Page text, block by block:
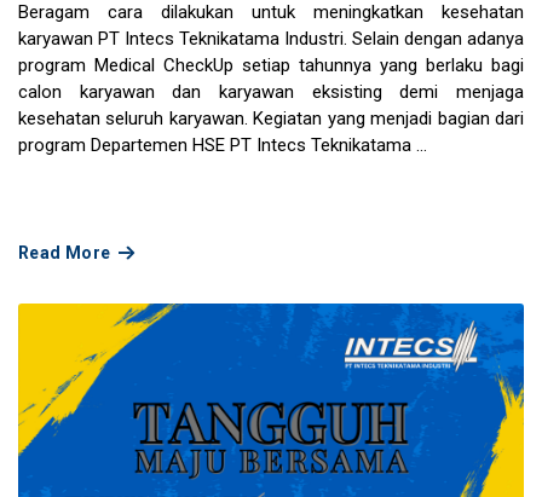
Beragam cara dilakukan untuk meningkatkan kesehatan
karyawan PT Intecs Teknikatama Industri. Selain dengan adanya
program Medical CheckUp setiap tahunnya yang berlaku bagi
calon karyawan dan karyawan eksisting demi menjaga
kesehatan seluruh karyawan. Kegiatan yang menjadi bagian dari
program Departemen HSE PT Intecs Teknikatama ...
Read More